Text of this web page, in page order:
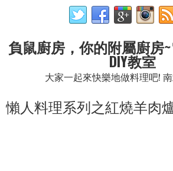
負鼠廚房，你的附屬廚房
DIY教室
大家一起來快樂地做料理吧!
懶人料理系列之紅燒羊肉